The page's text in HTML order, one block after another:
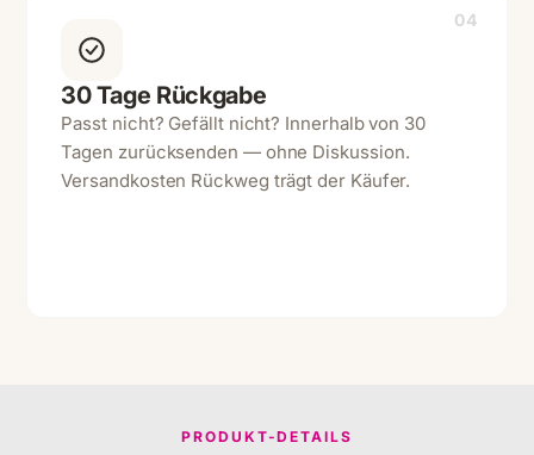
04
30 Tage Rückgabe
Passt nicht? Gefällt nicht? Innerhalb von 30
Tagen zurücksenden — ohne Diskussion.
Versandkosten Rückweg trägt der Käufer.
PRODUKT-DETAILS